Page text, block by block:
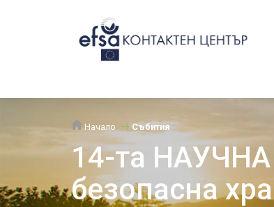
Начало Събития
14-та
безопасна